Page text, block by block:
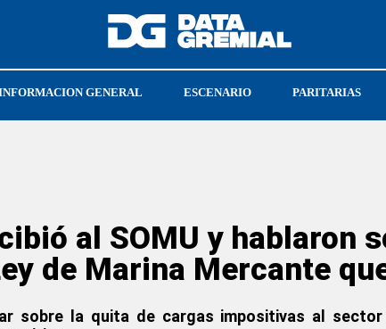
CRISTIAN JERÓNIMO SOECRA
GENERAL ESCENARIO PARITARIAS
al SOMU y hablaron
de Marina Mercante
sobre la quita de cargas impositivas al